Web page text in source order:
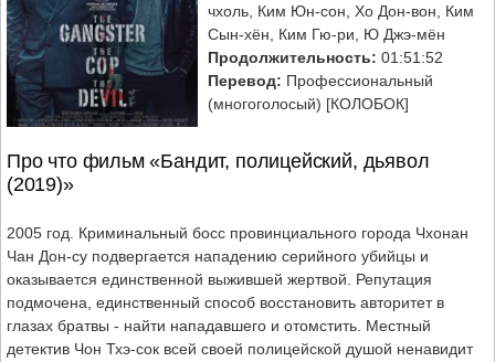
чхоль, Ким Юн-сон, Хо Дон-вон, Ким
Сын-хён, Ким Гю-ри, Ю Джэ-мён
Продолжительность: 01:51:52
Перевод: Профессиональный
(многоголосый) [КОЛОБОК]
Про что фильм «Бандит, полицейский, дьявол
(2019)»
2005 год. Криминальный босс провинциального города Чхонан
Чан Дон-су подвергается нападению серийного убийцы и
оказывается единственной выжившей жертвой. Репутация
подмочена, единственный способ восстановить авторитет в
глазах братвы - найти нападавшего и отомстить. Местный
детектив Чон Тхэ-сок всей своей полицейской душой ненавидит